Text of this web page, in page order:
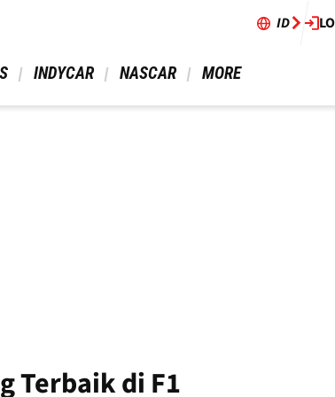
ID
INDYCAR NASCAR MORE
Terbaik di F1